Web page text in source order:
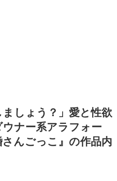
ましょう？」愛と性欲
ナー系アラフォー
んごっこ』の作品内